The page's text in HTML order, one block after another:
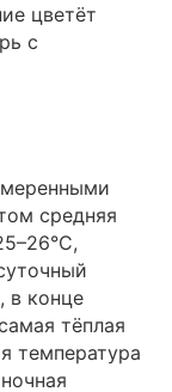
цветёт
с
средняя
в конце
тёплая
температура